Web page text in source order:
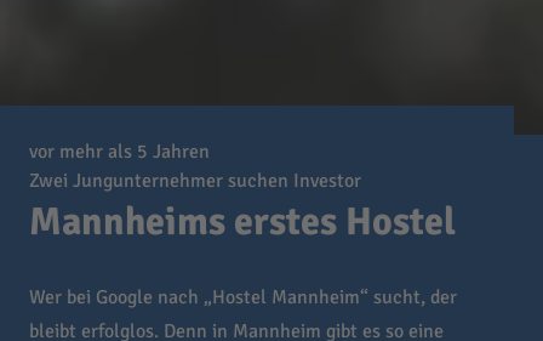
vor mehr als 5 Jahren
Zwei Jungunternehmer suchen Investor
Mannheims erstes Hostel
Wer bei Google nach „Hostel Mannheim“ sucht, der
bleibt erfolglos. Denn in Mannheim gibt es so eine